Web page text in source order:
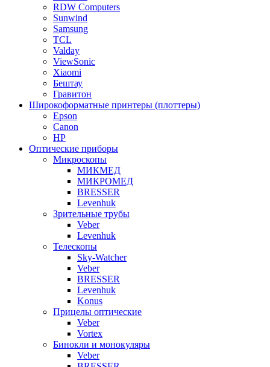
RDW Computers
Sunwind
Samsung
TCL
Valday
ViewSonic
Xiaomi
Бештау
Гравитон
Широкоформатные принтеры (плоттеры)
Epson
Canon
HP
Оптические приборы
Микроскопы
МИКМЕД
МИКРОМЕД
BRESSER
Levenhuk
Зрительные трубы
Veber
Levenhuk
Телескопы
Sky-Watcher
Veber
BRESSER
Levenhuk
Konus
Прицелы оптические
Veber
Vortex
Бинокли и монокуляры
Veber